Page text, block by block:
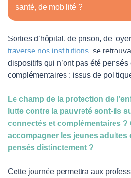
santé, de mobilité ?
Sorties d’hôpital, de prison, de
traverse nos institutions, se
dispositifs qui n’ont pas été pensés
complémentaires : issus de
Le champ de la protection de
lutte contre la pauvreté sont-ils
connectés et complémentaires ?
accompagner les jeunes adultes
pensés distinctement ?
Cette journée permettra aux